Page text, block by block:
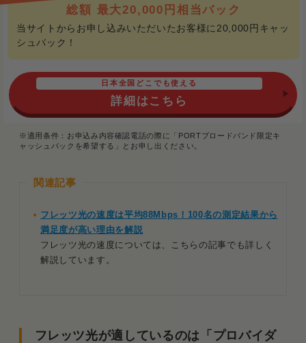
総額 最大20,000円相当バック
当サイトからお申し込みいただいたお客様に20,000円キャッ
シュバック！
日本全国どこでも使える
詳細はこちら
※適用条件：お申込み内容確認電話の際に「PORTブロードバンド限定キ
ャッシュバックを希望する」とお申し出ください。
関連記事
フレッツ光の速度は平均88Mbps！100名の測定結果から
満足度が高い理由を解説
フレッツ光の速度については、こちらの記事でも詳しく
解説しています。
フレッツ光が適しているのは「プロバイダ